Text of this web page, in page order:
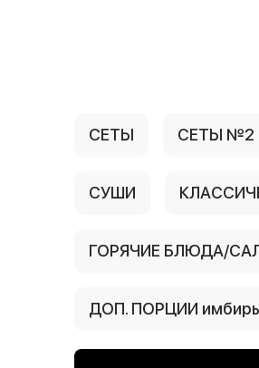
СЕТЫ СЕТЫ №2
СУШИ
ГОРЯЧИЕ БЛЮДА/
ДОП. ПОРЦИИ